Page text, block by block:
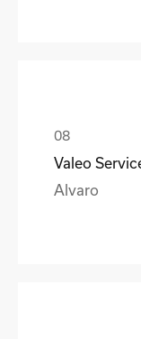
Valeo
Alvaro